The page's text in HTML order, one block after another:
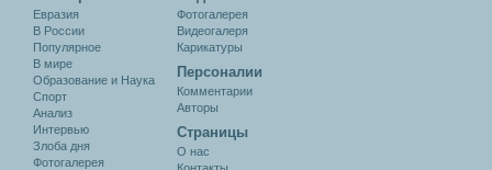
Евразия
В России
Популярное
В мире
Образование и Наука
Спорт
Анализ
Интервью
Злоба дня
Фотогалерея
Фотогалерея
Видеогалеря
Карикатуры
Персоналии
Комментарии
Авторы
Cтраницы
О нас